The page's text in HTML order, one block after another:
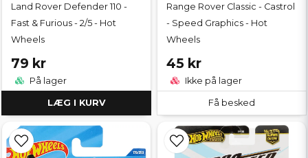
Land Rover Defender 110 -
Fast & Furious - 2/5 - Hot
Wheels
79 kr
På lager
LÆG I KURV
Range Rover Classic - Castrol
- Speed Graphics - Hot
Wheels
45 kr
Ikke på lager
Få besked